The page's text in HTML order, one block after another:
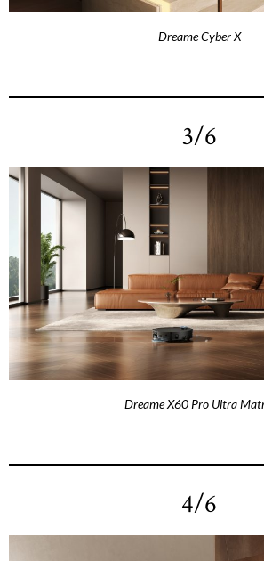
Dreame Cyber X
3/6
Dreame X60 Pro Ultra
4/6